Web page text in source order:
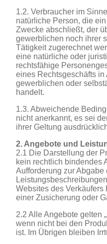
1.2. Verbraucher im
natürliche Person, die
Zwecke abschließt, der
gewerblichen noch ihrer
Tätigkeit zugerechnet
eine natürliche oder
rechtsfähige
eines Rechtsgeschäfts in
gewerblichen oder
handelt.
1.3. Abweichende
nicht anerkannt, es sei
ihrer Geltung
2. Angebote und
2.1 Die Darstellung der
kein rechtlich bindendes
Aufforderung zur Abgabe
Websites des
einer Zusicherung oder
2.2 Alle Angebote gelten
wenn nicht bei den
ist. Im Übrigen bleiben